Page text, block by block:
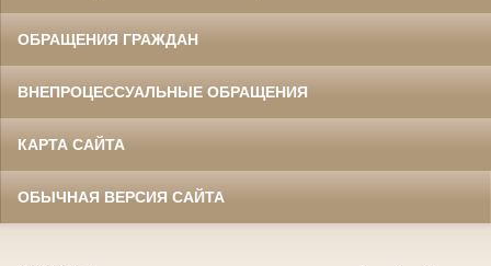
ОБРАЩЕНИЯ ГРАЖДАН
ВНЕПРОЦЕССУАЛЬНЫЕ ОБРАЩЕНИЯ
КАРТА САЙТА
ОБЫЧНАЯ ВЕРСИЯ САЙТА